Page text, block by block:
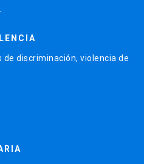
discriminación, violencia de